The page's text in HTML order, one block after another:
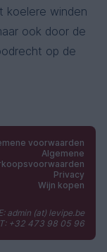
koelere winden
ook door de
op de
voorwaarden
Algemene
Privacy
Wijn kopen
admin (at) levipe.be
T: +32 473 98 05 96